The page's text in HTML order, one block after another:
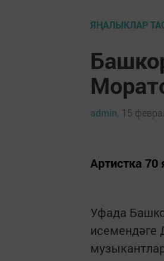
ЯҢАЛЫКЛАР
admin, 15
Артистка 70
Уфада
исемендәге